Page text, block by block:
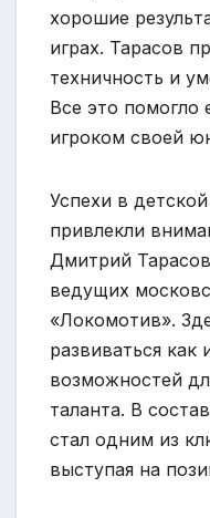
хорошие
играх. Тарасов
техничность и
Все это помогло
игроком своей
Успехи в
привлекли
Дмитрий
ведущих
«Локомотив».
развиваться как
возможностей
таланта. В
стал одним из
выступая на